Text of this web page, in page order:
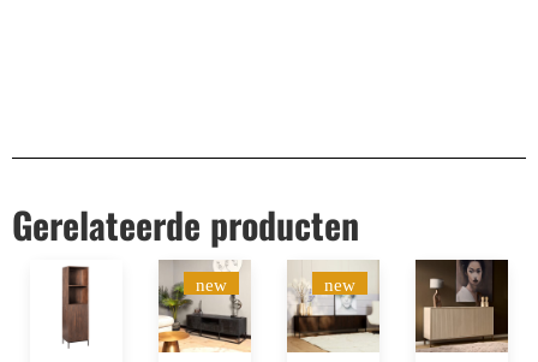
Gerelateerde producten
new new